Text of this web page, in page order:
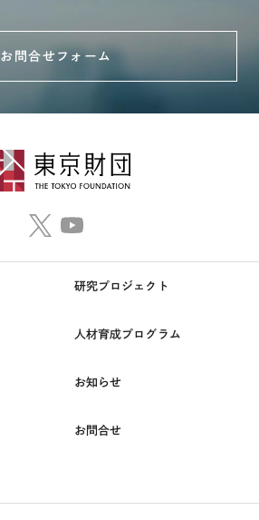
お問合せフォーム
研究プロジェクト
人材育成プログラム
お知らせ
お問合せ